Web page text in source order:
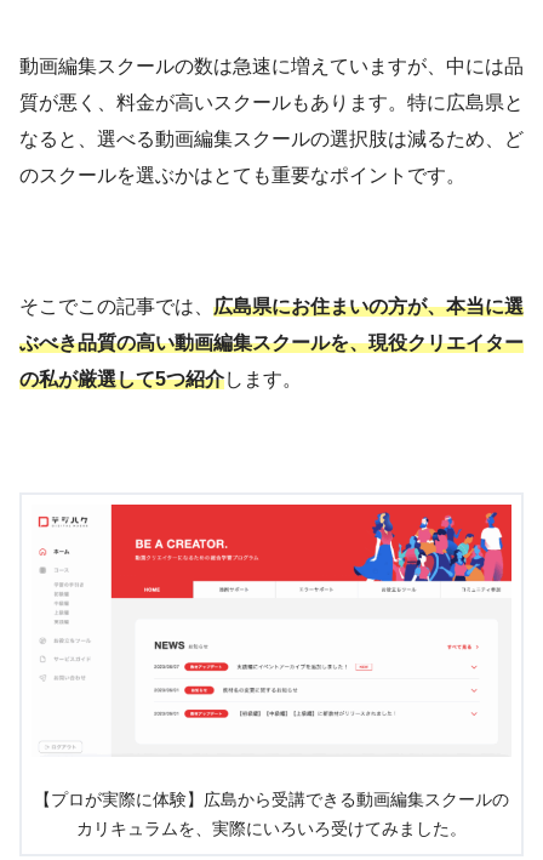
動画編集スクールの数は急速に増えていますが、中には品
質が悪く、料金が高いスクールもあります。特に広島県と
なると、選べる動画編集スクールの選択肢は減るため、ど
のスクールを選ぶかはとても重要なポイントです。
そこでこの記事では、 広島県にお住まいの方が、本当に選
ぶべき品質の高い動画編集スクールを、現役クリエイター
の私が厳選して5つ紹介します。
【プロが実際に体験】広島から受講できる動画編集スクールの
カリキュラムを、実際にいろいろ受けてみました。